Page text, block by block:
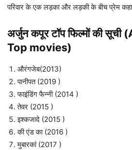
परिवार के एक लड़का और लड़की के बीच प्रेम
अर्जुन कपूर टॉप फिल्मों की
Top movies)
औरंगजेब(2013)
पानीपत (2019 )
फाइंडिंग फैन्नी (2014 )
तेवर (2015 )
इश्कजादे (2015 )
की एंड का (2016 )
मुबारकां (2017 )